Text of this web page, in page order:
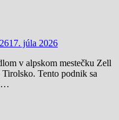
17. júla 2026
v alpskom mestečku Zell
Tento podnik sa
…